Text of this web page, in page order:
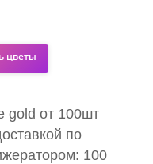
цветы
gold от 100шт
по
100